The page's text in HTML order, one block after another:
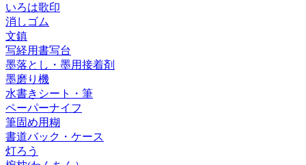
いろは歌印
消しゴム
文鎮
写経用書写台
墨落とし・墨用接着剤
墨磨り機
水書きシート・筆
ペーパーナイフ
筆固め用糊
書道バック・ケース
灯ろう